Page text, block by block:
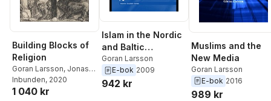
Building Blocks of
Religion
Goran Larsson, Jonas
Svensson ,Andreas
Nordin
Inbunden, 2020
1 040 kr
Islam in the Nordic
and Baltic
Countries
Goran Larsson
E-bok 2009
942 kr
Muslims and the
New Media
Goran Larsson
E-bok 2016
989 kr